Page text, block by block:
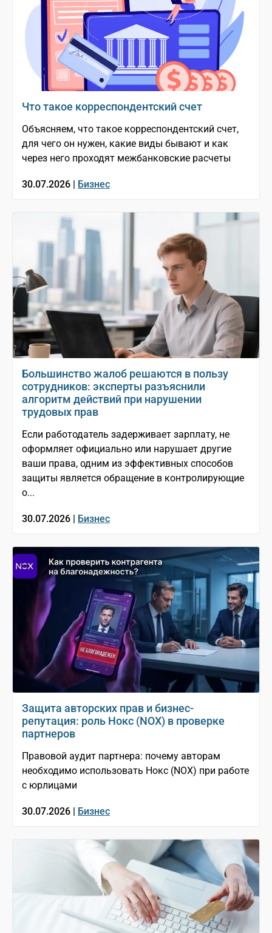
Что такое корреспондентский счет
Объясняем, что такое корреспондентский счет,
для чего он нужен, какие виды бывают и как
через него проходят межбанковские расчеты
30.07.2026 | Бизнес
Большинство жалоб решаются в пользу
сотрудников: эксперты разъяснили
алгоритм действий при нарушении
трудовых прав
Если работодатель задерживает зарплату, не
оформляет официально или нарушает другие
ваши права, одним из эффективных способов
защиты является обращение в контролирующие
о...
30.07.2026 | Бизнес
Защита авторских прав и бизнес-
репутация: роль Нокс (NOX) в проверке
партнеров
Правовой аудит партнера: почему авторам
необходимо использовать Нокс (NOX) при работе
с юрлицами
30.07.2026 | Бизнес